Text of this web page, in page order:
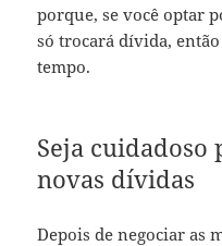
porque, se você optar
só trocará dívida,
tempo.
Seja cuidadoso
novas dívidas
Depois de negociar as